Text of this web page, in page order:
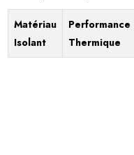
Matériau
Isolant
Performance
Thermique